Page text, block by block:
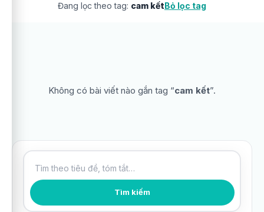
Đang lọc theo tag: cam kếtBỏ lọc tag
Không có bài viết nào gắn tag “cam kết”.
Tìm kiếm bài viết Tìm kiếm